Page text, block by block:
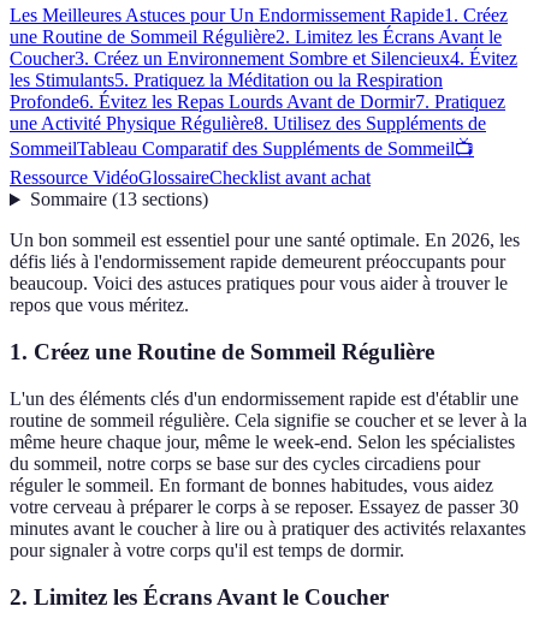
Les Meilleures Astuces pour Un Endormissement Rapide1. Créez
une Routine de Sommeil Régulière2. Limitez les Écrans Avant le
Coucher3. Créez un Environnement Sombre et Silencieux4. Évitez
les Stimulants5. Pratiquez la Méditation ou la Respiration
Profonde6. Évitez les Repas Lourds Avant de Dormir7. Pratiquez
une Activité Physique Régulière8. Utilisez des Suppléments de
SommeilTableau Comparatif des Suppléments de Sommeil📺
Ressource VidéoGlossaireChecklist avant achat
Sommaire(13 sections)
Un bon sommeil est essentiel pour une santé optimale. En 2026, les
défis liés à l'endormissement rapide demeurent préoccupants pour
beaucoup. Voici des astuces pratiques pour vous aider à trouver le
repos que vous méritez.
1. Créez une Routine de Sommeil Régulière
L'un des éléments clés d'un endormissement rapide est d'établir une
routine de sommeil régulière. Cela signifie se coucher et se lever à la
même heure chaque jour, même le week-end. Selon les spécialistes
du sommeil, notre corps se base sur des cycles circadiens pour
réguler le sommeil. En formant de bonnes habitudes, vous aidez
votre cerveau à préparer le corps à se reposer. Essayez de passer 30
minutes avant le coucher à lire ou à pratiquer des activités relaxantes
pour signaler à votre corps qu'il est temps de dormir.
2. Limitez les Écrans Avant le Coucher